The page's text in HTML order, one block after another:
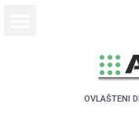
OVLAŠTENI